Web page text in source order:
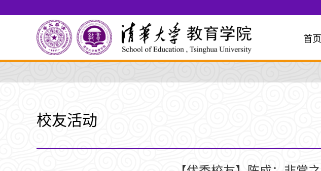
首页
校友活动